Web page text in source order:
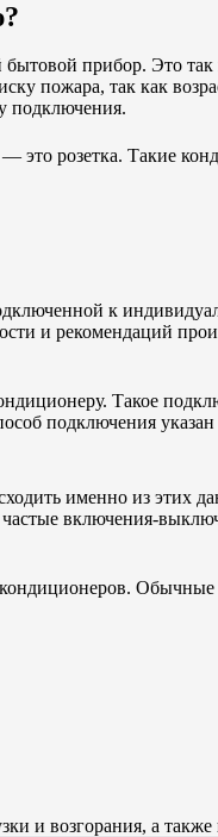
прибор. Это
пожара, так как
подключения.
розетка. Такие
к
и рекомендаций
Такое
подключения
именно из этих
частые включения-
Обычные
и возгорания, а